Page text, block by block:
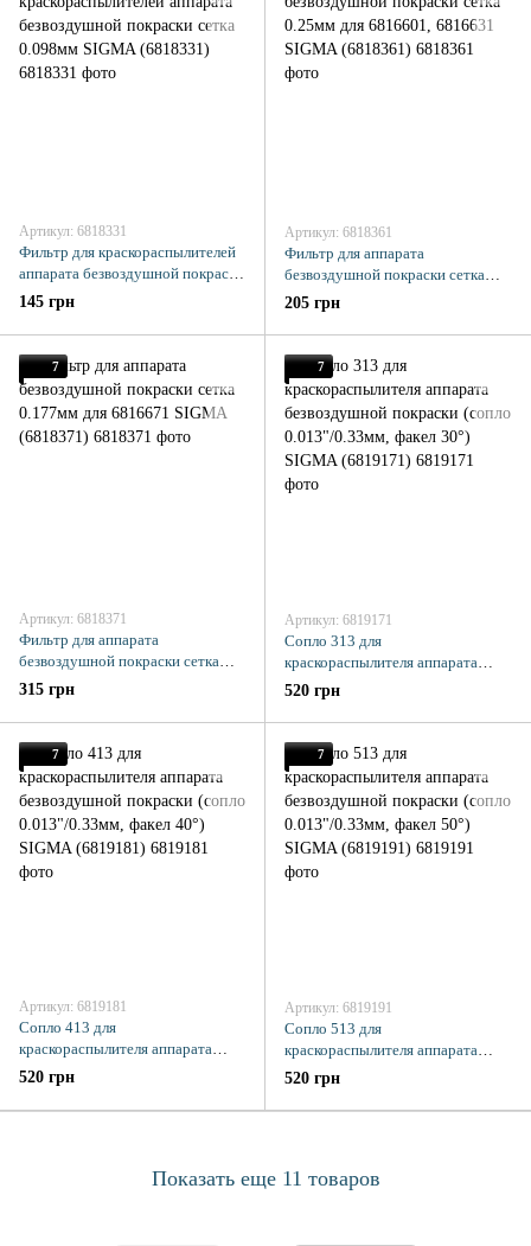
Артикул: 6818331
Фильтр для краскораспылителей
аппарата безвоздушной покраски
сетка 0.098мм SIGMA (6818331)
145 грн
Артикул: 6818361
Фильтр для аппарата
безвоздушной покраски сетка
0.25мм для 6816601, 6816631
SIGMA (6818361)
205 грн
7
Артикул: 6818371
Фильтр для аппарата
безвоздушной покраски сетка
0.177мм для 6816671 SIGMA
(6818371)
315 грн
7
Артикул: 6819171
Сопло 313 для
краскораспылителя аппарата
безвоздушной покраски (сопло
0.013"/0.33мм, факел 30°) SIGMA
(6819171)
520 грн
7
Артикул: 6819181
Сопло 413 для
краскораспылителя аппарата
безвоздушной покраски (сопло
0.013"/0.33мм, факел 40°) SIGMA
(6819181)
520 грн
7
Артикул: 6819191
Сопло 513 для
краскораспылителя аппарата
безвоздушной покраски (сопло
0.013"/0.33мм, факел 50°) SIGMA
(6819191)
520 грн
Показать еще 11 товаров